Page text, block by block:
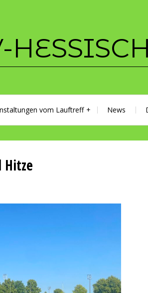
vom Lauftreff News